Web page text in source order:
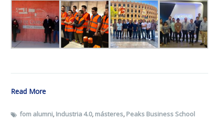
Read More
fom alumni, Industria 4.0, másteres, Peaks Business School